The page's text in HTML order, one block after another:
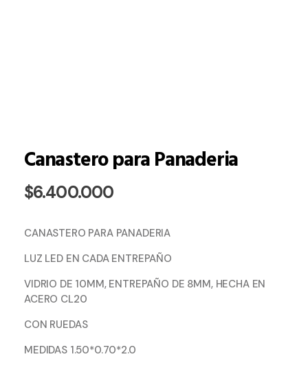
Canastero para Panaderia
$6.400.000
CANASTERO PARA PANADERIA
LUZ LED EN CADA ENTREPAÑO
VIDRIO DE 10MM, ENTREPAÑO DE 8MM, HECHA EN
ACERO CL20
CON RUEDAS
MEDIDAS 1.50*0.70*2.0